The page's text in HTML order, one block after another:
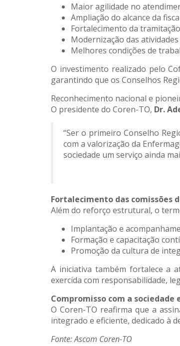
Maior agilidade no
Ampliação do alcance da
Fortalecimento da
Modernização das
Melhores condições de
O investimento realizado pelo
garantindo que os Conselhos
Reconhecimento nacional e
O presidente do Coren-TO, Dr.
“Ser o primeiro Conselho
com a valorização da
sociedade um serviço ainda
Fortalecimento das comissões
Além do reforço estrutural, o
Implantação e
Formação e capacitação
Promoção da cultura de
A iniciativa também fortalece a
exercida com responsabilidade,
Compromisso com a sociedade
O Coren-TO reafirma que a
integrado e eficiente, dedicado à
Fonte: Ascom Coren-TO